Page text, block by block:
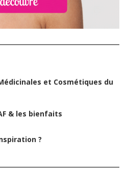
et Cosmétiques du
& les bienfaits
?